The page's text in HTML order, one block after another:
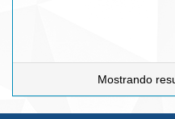
Mostrando